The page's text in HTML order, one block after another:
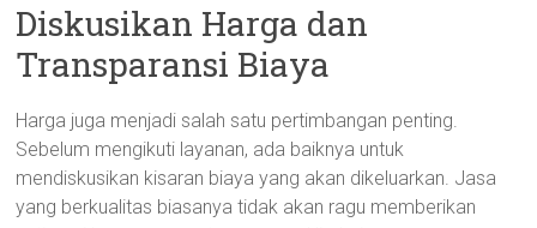
Diskusikan Harga dan
Transparansi Biaya
Harga juga menjadi salah satu pertimbangan penting.
Sebelum mengikuti layanan, ada baiknya untuk
mendiskusikan kisaran biaya yang akan dikeluarkan. Jasa
yang berkualitas biasanya tidak akan ragu memberikan